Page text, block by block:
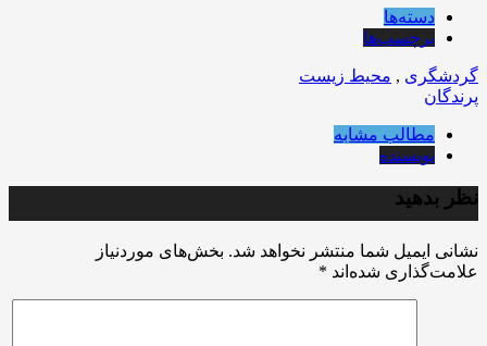
دسته‌ها
برچسب‌ها
گردشگری , محیط زیست
پرندگان
مطالب مشابه
نویسنده
نظر بدهید
نشانی ایمیل شما منتشر نخواهد شد. بخش‌های موردنیاز
علامت‌گذاری شده‌اند *